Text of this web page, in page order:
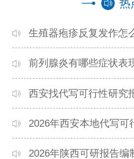
热
生殖器疱疹反复发作怎
前列腺炎有哪些症状表
西安找代写可行性研究
本地高口碑机构排名
2026年西安本地代写可
靠谱？正规团队推荐
2026年陕西可研报告编